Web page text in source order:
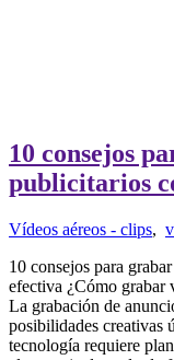
10 consejos
publicitarios
Vídeos aéreos - clips,
10 consejos para
efectiva ¿Cómo grabar
La grabación de
posibilidades creativas
tecnología requiere